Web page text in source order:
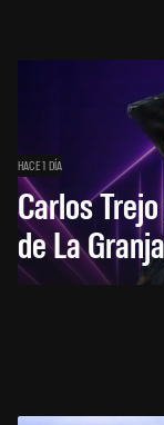
HACE 1 DÍA
Carlos
de La